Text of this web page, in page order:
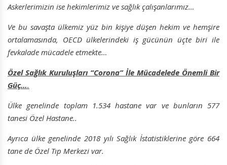
Askerlerimizin ise hekimlerimiz ve sağlık çalışanlarımız…
Ve bu savaşta ülkemiz yüz bin kişiye düşen hekim ve hemşire
ortalamasında, OECD ülkelerindeki iş gücünün üçte biri ile
fevkalade mücadele etmekte…
Özel Sağlık Kuruluşları “Corona” İle Mücadelede Önemli Bir
Güç….
Ülke genelinde toplam 1.534 hastane var ve bunların 577
tanesi Özel Hastane..
Ayrıca ülke genelinde 2018 yılı Sağlık İstatistiklerine göre 664
tane de Özel Tıp Merkezi var.